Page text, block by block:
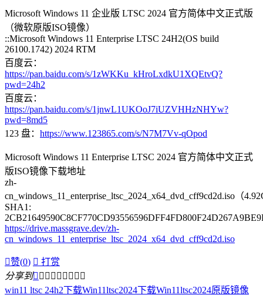
Microsoft Windows 11 企业版 LTSC 2024 官方简体中文正式版
（微软原版ISO镜像）
::Microsoft Windows 11 Enterprise LTSC 24H2(OS build
26100.1742) 2024 RTM
百度云：
https://pan.baidu.com/s/1zWKKu_kHroLxdkU1XQEtvQ?
pwd=24h2
百度云：
https://pan.baidu.com/s/1jnwL1UKOoJ7iUZVHHzNHYw?
pwd=8md5
123 盘： https://www.123865.com/s/N7M7Vv-qOpod
Microsoft Windows 11 Enterprise LTSC 2024 官方简体中文正式
版ISO镜像下载地址
zh-
cn_windows_11_enterprise_ltsc_2024_x64_dvd_cff9cd2d.iso（
SHA1:
https://drive.massgrave.dev/zh-
cn_windows_11_enterprise_ltsc_2024_x64_dvd_cff9cd2d.iso
赞(0)  打赏
分享到        
win11 ltsc 24h2下载Win11ltsc2024下载Win11ltsc2024原版镜像